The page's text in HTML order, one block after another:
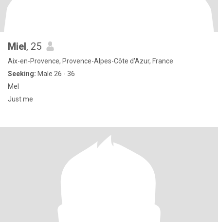
Miel, 25
Aix-en-Provence, Provence-Alpes-Côte d'Azur, France
Seeking: Male 26 - 36
Mel
Just me